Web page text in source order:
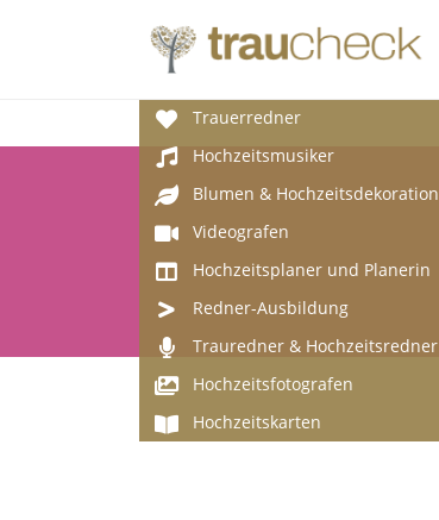
Trauerredner
Hochzeitsmusiker
Blumen & Hochzeitsdekoration
Videografen
Hochzeitsplaner und Planerin
Redner-Ausbildung
Trauredner & Hochzeitsredner
Hochzeitsfotografen
Hochzeitskarten